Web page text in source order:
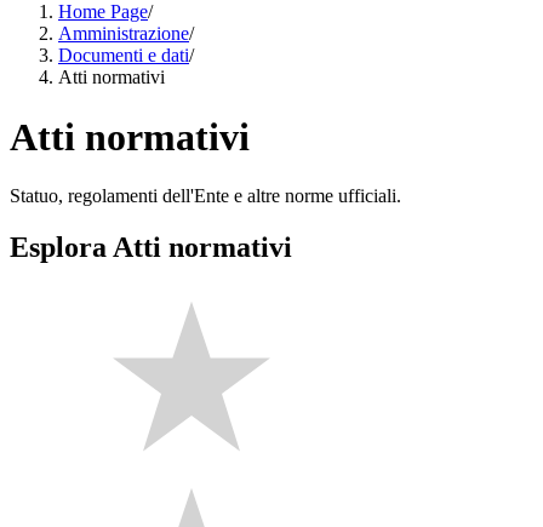
Home Page/
Amministrazione/
Documenti e dati/
Atti normativi
Atti normativi
Statuo, regolamenti dell'Ente e altre norme ufficiali.
Esplora Atti normativi